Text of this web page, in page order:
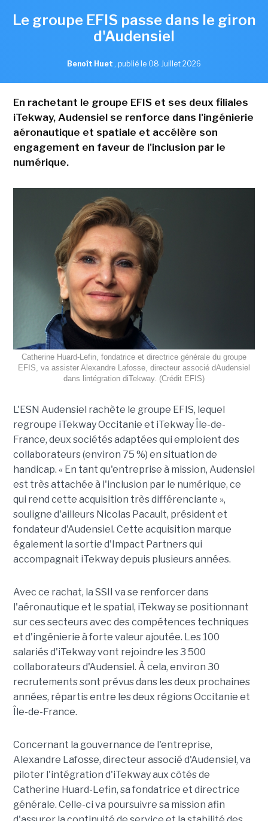
Le groupe EFIS passe dans le giron
d'Audensiel
Benoît Huet , publié le 08 Juillet 2026
En rachetant le groupe EFIS et ses deux filiales
iTekway, Audensiel se renforce dans l'ingénierie
aéronautique et spatiale et accélère son
engagement en faveur de l'inclusion par le
numérique.
Catherine Huard-Lefin, fondatrice et directrice générale du groupe
EFIS, va assister Alexandre Lafosse, directeur associé dAudensiel
dans lintégration diTekway. (Crédit EFIS)
L'ESN Audensiel rachète le groupe EFIS, lequel
regroupe iTekway Occitanie et iTekway Île-de-
France, deux sociétés adaptées qui emploient des
collaborateurs (environ 75 %) en situation de
handicap. « En tant qu'entreprise à mission, Audensiel
est très attachée à l'inclusion par le numérique, ce
qui rend cette acquisition très différenciante »,
souligne d'ailleurs Nicolas Pacault, président et
fondateur d'Audensiel. Cette acquisition marque
également la sortie d'Impact Partners qui
accompagnait iTekway depuis plusieurs années.
Avec ce rachat, la SSII va se renforcer dans
l'aéronautique et le spatial, iTekway se positionnant
sur ces secteurs avec des compétences techniques
et d'ingénierie à forte valeur ajoutée. Les 100
salariés d'iTekway vont rejoindre les 3 500
collaborateurs d'Audensiel. À cela, environ 30
recrutements sont prévus dans les deux prochaines
années, répartis entre les deux régions Occitanie et
Île-de-France.
Concernant la gouvernance de l'entreprise,
Alexandre Lafosse, directeur associé d'Audensiel, va
piloter l'intégration d'iTekway aux côtés de
Catherine Huard-Lefin, sa fondatrice et directrice
générale. Celle-ci va poursuivre sa mission afin